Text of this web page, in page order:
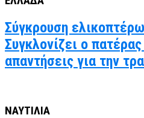
Σύγκρουση
Συγκλονίζει ο
απαντήσεις για την
ΝΑΥΤΙΛΙΑ